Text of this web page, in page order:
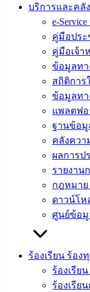
บริการและคลั
e-
คู่มือปร
คู่มือเจ้า
ข้อมูลท
สถิติการ
ข้อมูลท
แพลตฟอ
ฐานข้อมู
คลังควา
ผลการป
รายงาน
กฎหมาย
ดาวน์โห
ศูนย์ข้อมู
ร้องเรียน ร้อง
ร้องเรีย
ร้องเรีย